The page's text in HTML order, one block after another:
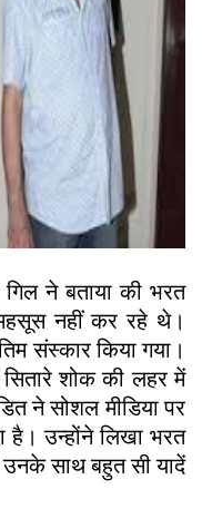
ने बताया की भरत
नहीं कर रहे थे।
संस्कार किया गया।
शोक की लहर में
ने सोशल मीडिया पर
है। उन्होंने लिखा भरत
साथ बहुत सी यादें